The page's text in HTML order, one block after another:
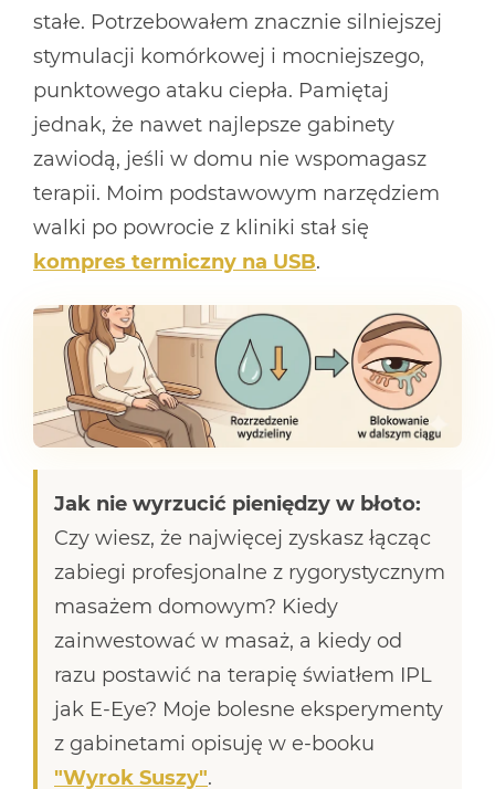
stałe. Potrzebowałem znacznie silniejszej
stymulacji komórkowej i mocniejszego,
punktowego ataku ciepła. Pamiętaj
jednak, że nawet najlepsze gabinety
zawiodą, jeśli w domu nie wspomagasz
terapii. Moim podstawowym narzędziem
walki po powrocie z kliniki stał się
kompres termiczny na USB.
Jak nie wyrzucić pieniędzy w błoto:
Czy wiesz, że najwięcej zyskasz łącząc
zabiegi profesjonalne z rygorystycznym
masażem domowym? Kiedy
zainwestować w masaż, a kiedy od
razu postawić na terapię światłem IPL
jak E-Eye? Moje bolesne eksperymenty
z gabinetami opisuję w e-booku
"Wyrok Suszy".